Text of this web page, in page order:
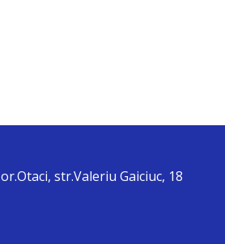
str.Valeriu Gaiciuc, 18